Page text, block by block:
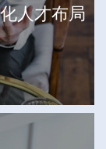
人才布局